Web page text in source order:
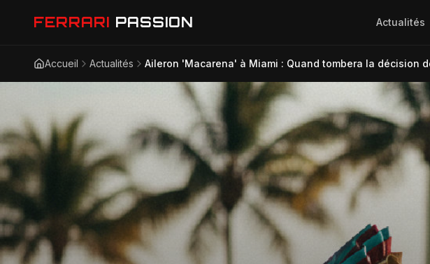
FERRARI PASSION Actualités
Accueil Actualités Aileron 'Macarena' à Miami : Quand tombera la décision